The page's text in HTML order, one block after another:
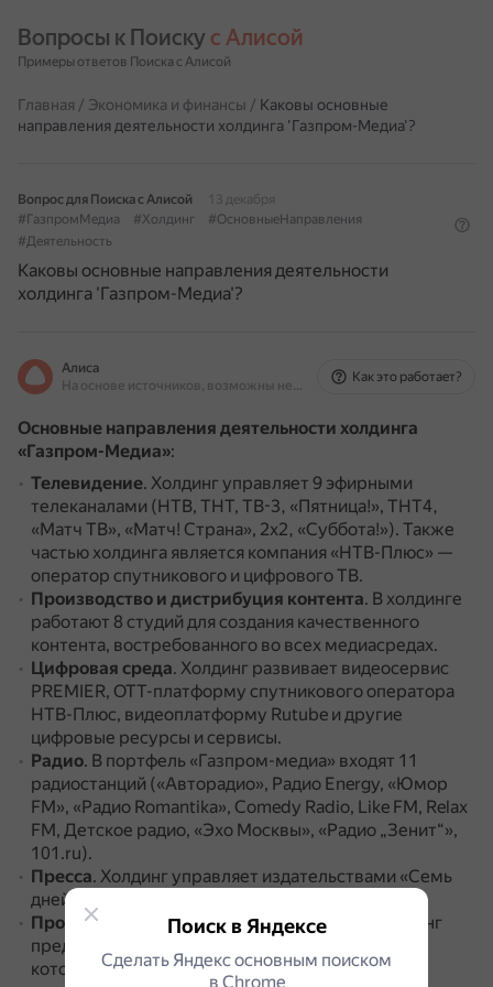
Вопросы к Поиску с Алисой
Примеры ответов Поиска с Алисой
Главная / Экономика и финансы / Каковы основные
направления деятельности холдинга 'Газпром-Медиа'?
Вопрос для Поиска с Алисой
13 декабря
#ГазпромМедиа
#Холдинг
#ОсновныеНаправления
#Деятельность
Каковы основные направления деятельности
холдинга 'Газпром-Медиа'?
Алиса
На основе источников, возможны неточности
Как это работает?
Основные направления деятельности холдинга
«Газпром-Медиа»:
Телевидение. Холдинг управляет 9 эфирными
телеканалами (НТВ, ТНТ, ТВ-3, «Пятница!», ТНТ4,
«Матч ТВ», «Матч! Страна», 2х2, «Суббота!»). Также
частью холдинга является компания «НТВ-Плюс» —
оператор спутникового и цифрового ТВ.
Производство и дистрибуция контента. В холдинге
работают 8 студий для создания качественного
контента, востребованного во всех медиасредах.
Цифровая среда. Холдинг развивает видеосервис
PREMIER, ОТТ-платформу спутникового оператора
НТВ-Плюс, видеоплатформу Rutube и другие
цифровые ресурсы и сервисы.
Радио. В портфель «Газпром-медиа» входят 11
радиостанций («Авторадио», Радио Energy, «Юмор
FM», «Радио Romantika», Comedy Radio, Like FM, Relax
FM, Детское радио, «Эхо Москвы», «Радио „Зенит“»,
101.ru).
Пресса. Холдинг управляет издательствами «Семь
дней» и «Медиа Пресс».
Продажа рекламы.На рекламном рынке холдинг
представлен сейлз-хаусом «Газпром-медиа»,
который развивает экосистему рекламных
Поиск в Яндексе
Сделать Яндекс основным поиском
в Сhrome